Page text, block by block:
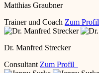
Matthias Graubner
Trainer und Coach Zum Profil
Dr. Manfred Strecker
Consultant Zum Profil